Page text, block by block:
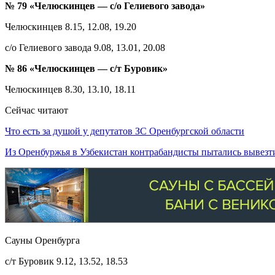
№ 79 «Челюскинцев — с/о Гелиевого завода»
Челюскинцев 8.15, 12.08, 19.20
с/о Гелиевого завода 9.08, 13.01, 20.08
№ 86 «Челюскинцев — с/т Буровик»
Челюскинцев 8.30, 13.10, 18.11
Сейчас читают
Что есть за душой у депутатов ЗС Оренбургской области
Из Оренбуржья в Узбекистан контрабандисты пытались
Сауны Оренбурга
с/т Буровик 9.12, 13.52, 18.53